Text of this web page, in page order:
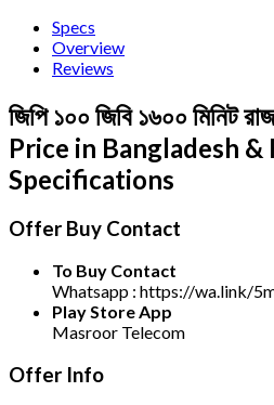
Specs
Overview
Reviews
জিপি ১০০ জিবি ১৬০০ মিনিট
Price in Bangladesh &
Specifications
Offer Buy Contact
To Buy Contact
Whatsapp : https://wa.link/
Play Store App
Masroor Telecom
Offer Info